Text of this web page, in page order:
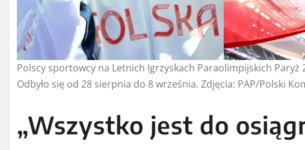
Polscy sportowcy na Letnich Igrzyskach Paraolimpijskich Paryż
Odbyło się od 28 sierpnia do 8 września. Zdjęcia: PAP/Polski
„Wszystko jest do